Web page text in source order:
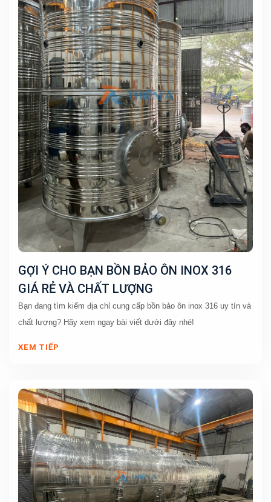
GỢI Ý CHO BẠN BỒN BẢO ÔN INOX 316
GIÁ RẺ VÀ CHẤT LƯỢNG
Bạn đang tìm kiếm địa chỉ cung cấp bồn bảo ôn inox 316 uy tín và
chất lượng? Hãy xem ngay bài viết dưới đây nhé!
XEM TIẾP